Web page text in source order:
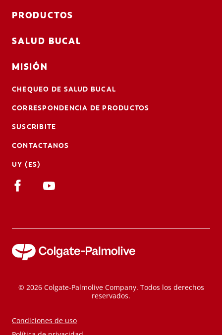
PRODUCTOS
SALUD BUCAL
MISIÓN
CHEQUEO DE SALUD BUCAL
CORRESPONDENCIA DE PRODUCTOS
SUSCRIBITE
CONTACTANOS
UY (ES)
© 2026 Colgate-Palmolive Company. Todos los derechos
reservados.
Condiciones de uso